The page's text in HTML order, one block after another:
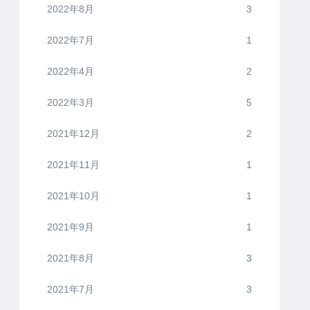
2022年8月 3
2022年7月 1
2022年4月 2
2022年3月 5
2021年12月 2
2021年11月 1
2021年10月 1
2021年9月 1
2021年8月 3
2021年7月 3